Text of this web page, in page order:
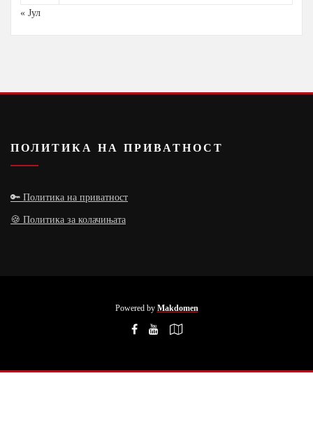
« Јул
ПОЛИТИКА НА ПРИВАТНОСТ
🔑 Политика на приватност
🍪 Политика за колачињата
Powered by Makdomen